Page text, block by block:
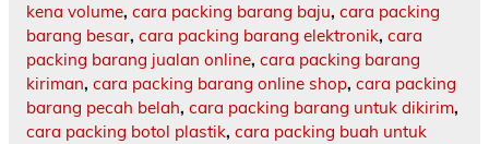
kena volume, cara packing barang baju, cara packing
barang besar, cara packing barang elektronik, cara
packing barang jualan online, cara packing barang
kiriman, cara packing barang online shop, cara packing
barang pecah belah, cara packing barang untuk dikirim,
cara packing botol plastik, cara packing buah untuk